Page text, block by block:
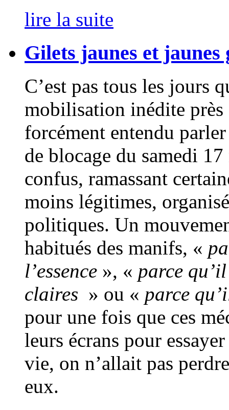
lire la suite
Gilets jaunes et jaunes
C’est pas tous les jours
mobilisation inédite près
forcément entendu
de blocage du samedi
confus, ramassant
moins légitimes,
politiques. Un
habitués des manifs, «
l’essence », « parce
claires » ou « parce
pour une fois que ces
leurs écrans pour
vie, on n’allait pas
eux.